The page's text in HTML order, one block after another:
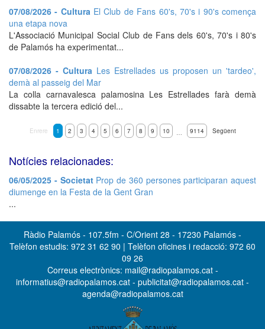
07/08/2026 - Cultura El Club de Fans 60's, 70's i 90's comença
una etapa nova
L'Associació Municipal Social Club de Fans dels 60's, 70's i 80's
de Palamós ha experimentat...
07/08/2026 - Cultura Les Estrellades us proposen un 'tardeo',
demà al passeig del Mar
La colla carnavalesca palamosina Les Estrellades farà demà
dissabte la tercera edició del...
Enrere 1 2 3 4 5 6 7 8 9 10 … 9114 Següent
Notícies relacionades:
06/05/2025 - SocietatProp de 360 persones participaran aquest
diumenge en la Festa de la Gent Gran
...
Ràdio Palamós - 107.5fm - C/Orient 28 - 17230 Palamós -
Telèfon estudis: 972 31 62 90 | Telèfon oficines i redacció: 972 60
09 26
Correus electrònics: mail@radiopalamos.cat -
informatius@radiopalamos.cat - publicitat@radiopalamos.cat -
agenda@radiopalamos.cat